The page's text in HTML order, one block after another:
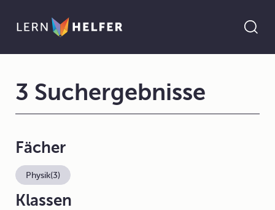
3 Suchergebnisse
Fächer
Physik(3)
Klassen